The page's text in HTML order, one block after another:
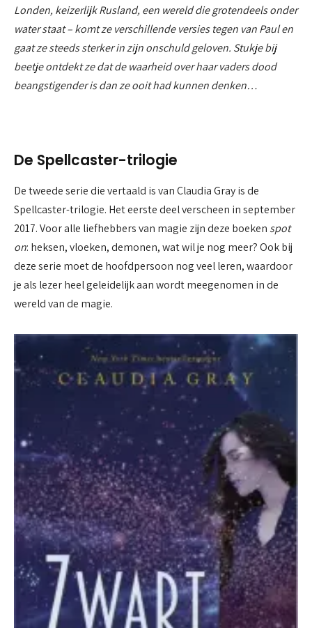
Londen, keizerlijk Rusland, een wereld die grotendeels onder
water staat – komt ze verschillende versies tegen van Paul en
gaat ze steeds sterker in zijn onschuld geloven. Stukje bij
beetje ontdekt ze dat de waarheid over haar vaders dood
beangstigender is dan ze ooit had kunnen denken…
De Spellcaster-trilogie
De tweede serie die vertaald is van Claudia Gray is de
Spellcaster-trilogie. Het eerste deel verscheen in september
2017. Voor alle liefhebbers van magie zijn deze boeken spot
on: heksen, vloeken, demonen, wat wil je nog meer? Ook bij
deze serie moet de hoofdpersoon nog veel leren, waardoor
je als lezer heel geleidelijk aan wordt meegenomen in de
wereld van de magie.